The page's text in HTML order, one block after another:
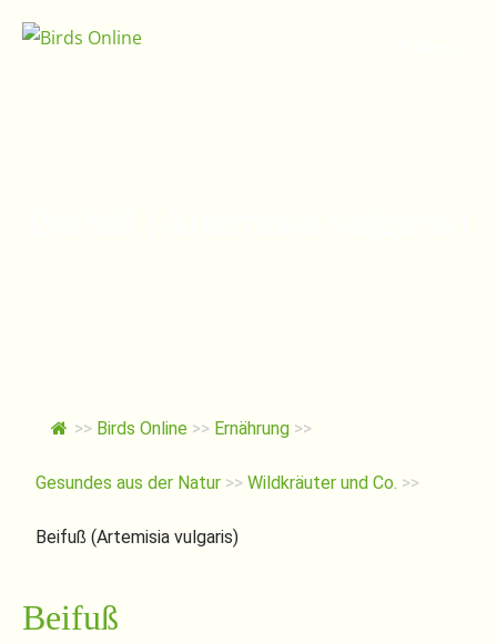
zum
>> Birds Online >> Ernährung >>
Gesundes aus der Natur >> Wildkräuter und Co. >>
Beifuß (Artemisia vulgaris)
Beifuß